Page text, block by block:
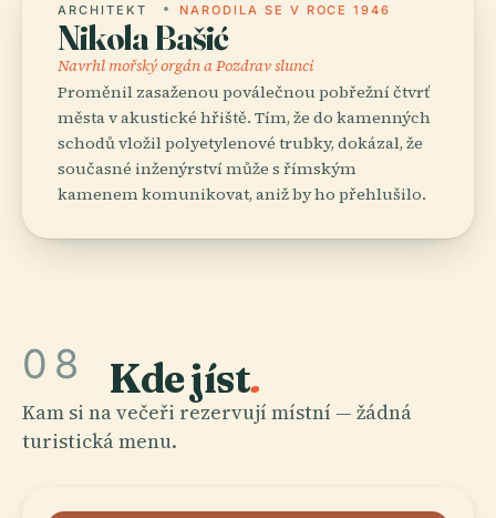
ARCHITEKT NARODILA SE V ROCE 1946
Nikola Bašić
Navrhl mořský orgán a Pozdrav slunci
Proměnil zasaženou poválečnou pobřežní čtvrť
města v akustické hřiště. Tím, že do kamenných
schodů vložil polyetylenové trubky, dokázal, že
současné inženýrství může s římským
kamenem komunikovat, aniž by ho přehlušilo.
08 Kde jíst.
Kam si na večeři rezervují místní — žádná
turistická menu.